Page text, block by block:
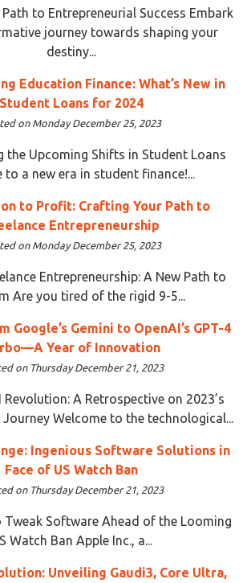
to Entrepreneurial Success Embark
journey towards shaping your
destiny...
Education Finance: What’s New in
Student Loans for 2024
on Monday December 25, 2023
the Upcoming Shifts in Student Loans
to a new era in student finance!...
to Profit: Crafting Your Path to
Entrepreneurship
on Monday December 25, 2023
Entrepreneurship: A New Path to
Are you tired of the rigid 9-5...
Google’s Gemini to OpenAI’s GPT-4
Year of Innovation
on Thursday December 21, 2023
Revolution: A Retrospective on 2023’s
Welcome to the technological...
Ingenious Software Solutions in
Face of US Watch Ban
on Thursday December 21, 2023
Tweak Software Ahead of the Looming
Watch Ban Apple Inc., a...
Unveiling Gaudi3, Core Ultra,